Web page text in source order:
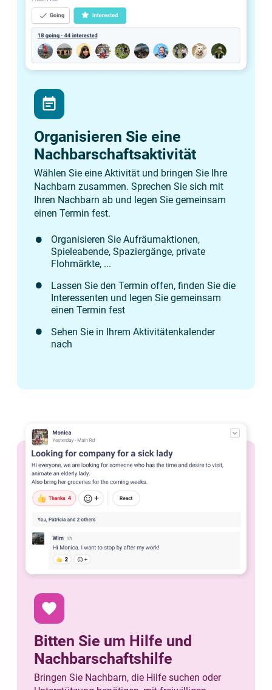
event_note
Organisieren Sie eine
Nachbarschaftsaktivität
Wählen Sie eine Aktivität und bringen Sie Ihre
Nachbarn zusammen. Sprechen Sie sich mit
Ihren Nachbarn ab und legen Sie gemeinsam
einen Termin fest.
Organisieren Sie Aufräumaktionen,
Spieleabende, Spaziergänge, private
Flohmärkte, ...
Lassen Sie den Termin offen, finden Sie die
Interessenten und legen Sie gemeinsam
einen Termin fest
Sehen Sie in Ihrem Aktivitätenkalender
nach
favorite
Bitten Sie um Hilfe und
Nachbarschaftshilfe
Bringen Sie Nachbarn, die Hilfe suchen oder